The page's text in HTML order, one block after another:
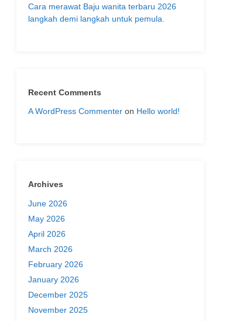
Cara merawat Baju wanita terbaru 2026
langkah demi langkah untuk pemula.
Recent Comments
A WordPress Commenter on Hello world!
Archives
June 2026
May 2026
April 2026
March 2026
February 2026
January 2026
December 2025
November 2025